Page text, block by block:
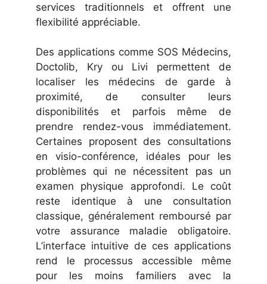
services traditionnels et offrent une
flexibilité appréciable.
Des applications comme SOS Médecins,
Doctolib, Kry ou Livi permettent de
localiser les médecins de garde à
proximité, de consulter leurs
disponibilités et parfois même de
prendre rendez-vous immédiatement.
Certaines proposent des consultations
en visio-conférence, idéales pour les
problèmes qui ne nécessitent pas un
examen physique approfondi. Le coût
reste identique à une consultation
classique, généralement remboursé par
votre assurance maladie obligatoire.
L’interface intuitive de ces applications
rend le processus accessible même
pour les moins familiers avec la